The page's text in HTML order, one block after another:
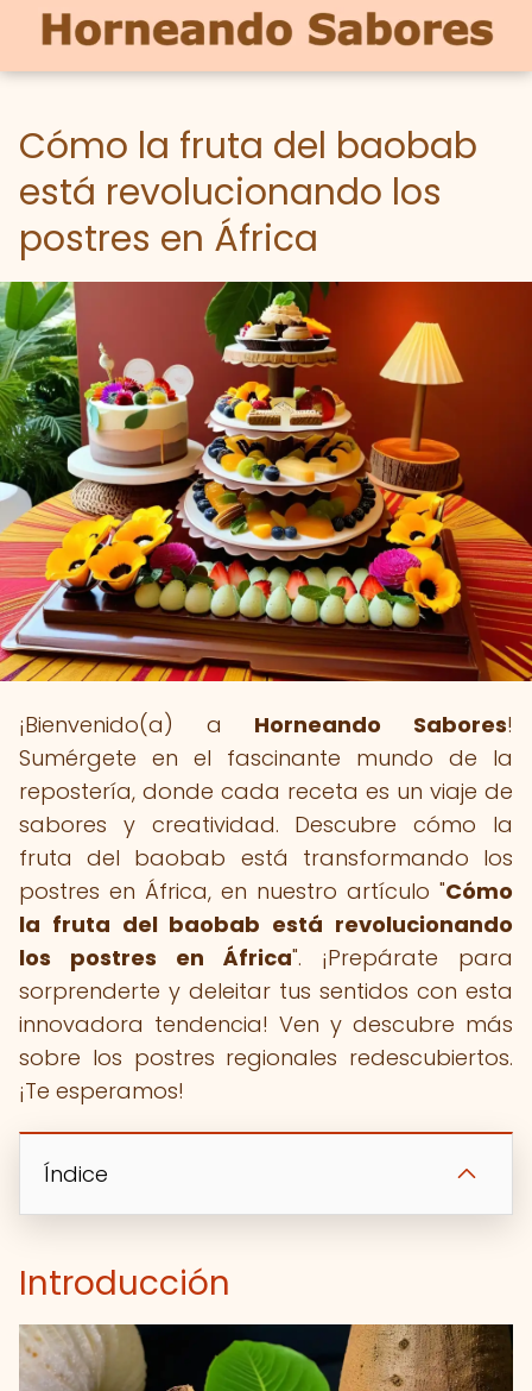
Cómo la fruta del baobab
está revolucionando los
postres en África
¡Bienvenido(a) a Horneando Sabores!
Sumérgete en el fascinante mundo de la
repostería, donde cada receta es un viaje de
sabores y creatividad. Descubre cómo la
fruta del baobab está transformando los
postres en África, en nuestro artículo "Cómo
la fruta del baobab está revolucionando
los postres en África". ¡Prepárate para
sorprenderte y deleitar tus sentidos con esta
innovadora tendencia! Ven y descubre más
sobre los postres regionales redescubiertos.
¡Te esperamos!
Índice
Introducción